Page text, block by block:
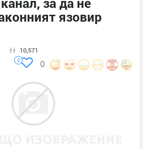
язовир
10,571
0
0